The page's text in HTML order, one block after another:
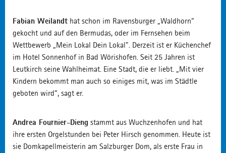
Fabian Weilandt hat schon im Ravensburger „Waldhorn“
gekocht und auf den Bermudas, oder im Fernsehen beim
Wettbewerb „Mein Lokal Dein Lokal". Derzeit ist er Küchenchef
im Hotel Sonnenhof in Bad Wörishofen. Seit 25 Jahren ist
Leutkirch seine Wahlheimat. Eine Stadt, die er liebt. „Mit vier
Kindern bekommt man auch so einiges mit, was im Städtle
geboten wird“, sagt er.
Andrea Fournier-Dieng stammt aus Wuchzenhofen und hat
ihre ersten Orgelstunden bei Peter Hirsch genommen. Heute ist
sie Domkapellmeisterin am Salzburger Dom, als erste Frau in